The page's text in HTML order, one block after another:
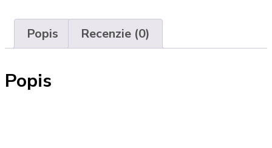
Popis Recenzie (0)
Popis